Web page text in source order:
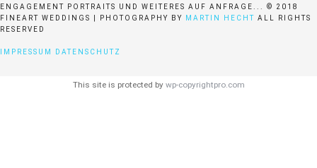
ENGAGEMENT PORTRAITS UND WEITERES AUF ANFRAGE... © 2018
FINEART WEDDINGS | PHOTOGRAPHY BY
MARTIN HECHT ALL RIGHTS
RESERVED
IMPRESSUM DATENSCHUTZ
This site is protected by wp-copyrightpro.com